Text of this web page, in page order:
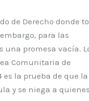
de Derecho donde
para las
promesa vacía.
Comunitaria de
es la prueba de que la
y se niega a